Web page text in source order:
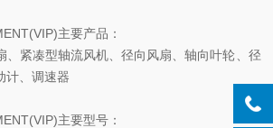
主要产品：
、紧凑型轴流风机、径向风扇、轴向叶轮、径
计、调速器
主要型号：